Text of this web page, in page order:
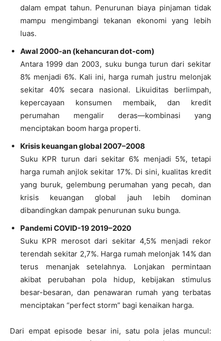
dalam empat tahun. Penurunan biaya pinjaman tidak
mampu mengimbangi tekanan ekonomi yang lebih
luas.
Awal 2000-an (kehancuran dot-com)
Antara 1999 dan 2003, suku bunga turun dari sekitar
8% menjadi 6%. Kali ini, harga rumah justru melonjak
sekitar 40% secara nasional. Likuiditas berlimpah,
kepercayaan konsumen membaik, dan kredit
perumahan mengalir deras—kombinasi yang
menciptakan boom harga properti.
Krisis keuangan global 2007–2008
Suku KPR turun dari sekitar 6% menjadi 5%, tetapi
harga rumah anjlok sekitar 17%. Di sini, kualitas kredit
yang buruk, gelembung perumahan yang pecah, dan
krisis keuangan global jauh lebih dominan
dibandingkan dampak penurunan suku bunga.
Pandemi COVID-19 2019–2020
Suku KPR merosot dari sekitar 4,5% menjadi rekor
terendah sekitar 2,7%. Harga rumah melonjak 14% dan
terus menanjak setelahnya. Lonjakan permintaan
akibat perubahan pola hidup, kebijakan stimulus
besar-besaran, dan penawaran rumah yang terbatas
menciptakan “perfect storm” bagi kenaikan harga.
Dari empat episode besar ini, satu pola jelas muncul: